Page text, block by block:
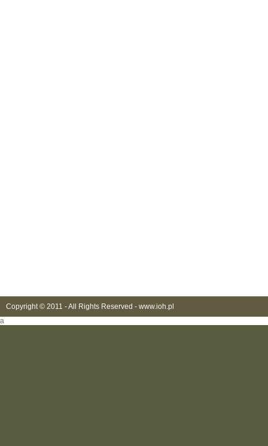
Copyright © 2011 - All Rights Reserved - www.ioh.pl
a